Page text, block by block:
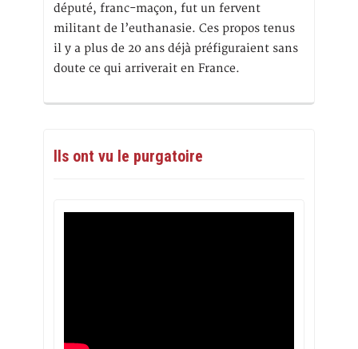
député, franc-maçon, fut un fervent
militant de l’euthanasie. Ces propos tenus
il y a plus de 20 ans déjà préfiguraient sans
doute ce qui arriverait en France.
Ils ont vu le purgatoire